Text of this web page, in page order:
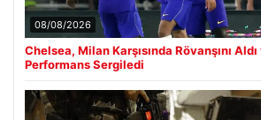
08/08/2026
Chelsea, Milan Karşısında Rövanşını
Performans Sergiledi